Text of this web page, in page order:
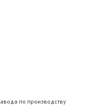
по производству